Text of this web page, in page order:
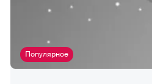
Популярное